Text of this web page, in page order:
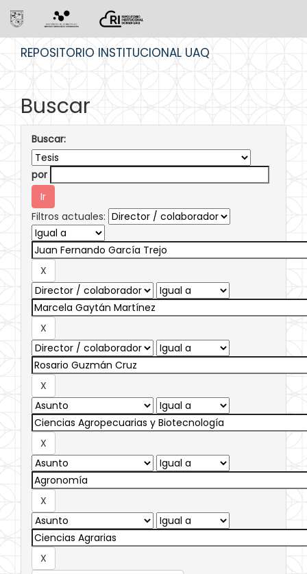
REPOSITORIO INSTITUCIONAL UAQ
Buscar
Buscar:
por
Filtros actuales: